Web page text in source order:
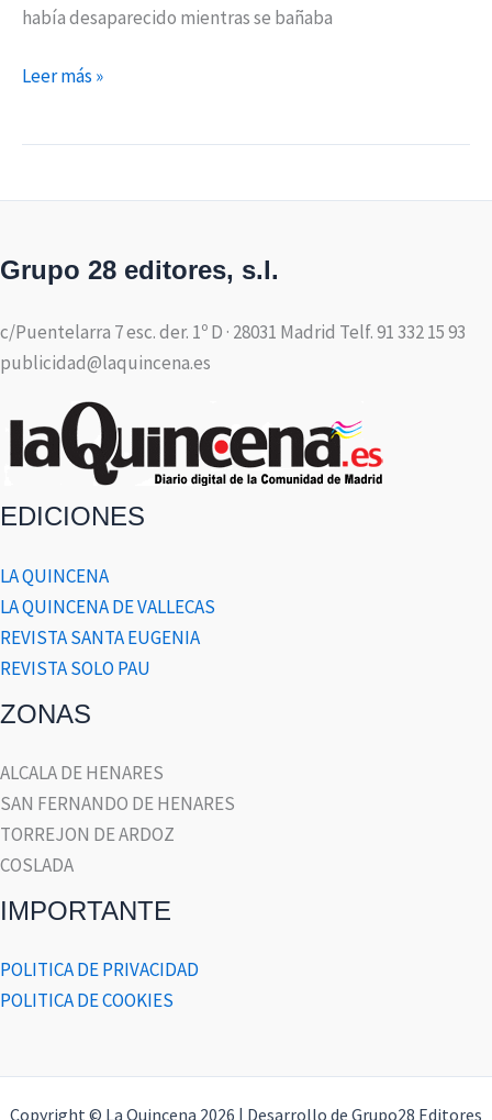
había desaparecido mientras se bañaba
Leer más »
Grupo 28 editores, s.l.
c/Puentelarra 7 esc. der. 1º D · 28031 Madrid Telf. 91 332 15 93
publicidad@laquincena.es
EDICIONES
LA QUINCENA
LA QUINCENA DE VALLECAS
REVISTA SANTA EUGENIA
REVISTA SOLO PAU
ZONAS
ALCALA DE HENARES
SAN FERNANDO DE HENARES
TORREJON DE ARDOZ
COSLADA
IMPORTANTE
POLITICA DE PRIVACIDAD
POLITICA DE COOKIES
Copyright © La Quincena 2026 | Desarrollo de Grupo28 Editores